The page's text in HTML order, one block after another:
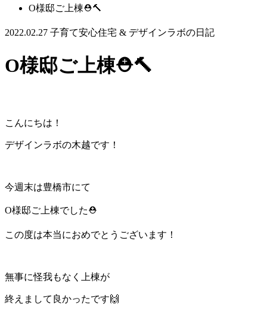
O様邸ご上棟⛑🔨
2022.02.27 子育て安心住宅 & デザインラボの日記
O様邸ご上棟⛑🔨
こんにちは！
デザインラボの木越です！
今週末は豊橋市にて
O様邸ご上棟でした⛑
この度は本当におめでとうございます！
無事に怪我もなく上棟が
終えまして良かったです🙌